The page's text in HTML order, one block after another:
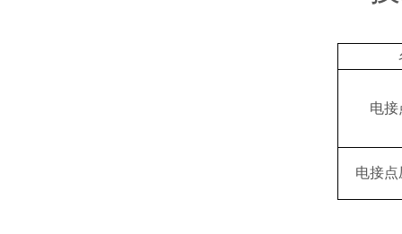
电接
电接